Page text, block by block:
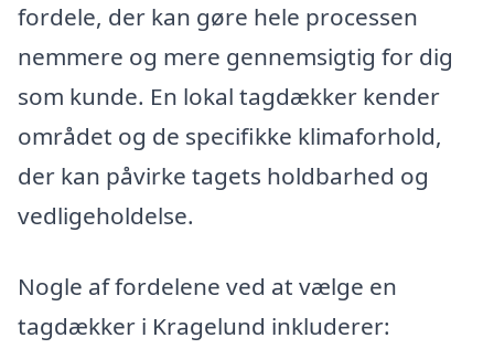
fordele, der kan gøre hele processen
nemmere og mere gennemsigtig for dig
som kunde. En lokal tagdækker kender
området og de specifikke klimaforhold,
der kan påvirke tagets holdbarhed og
vedligeholdelse.
Nogle af fordelene ved at vælge en
tagdækker i Kragelund inkluderer: